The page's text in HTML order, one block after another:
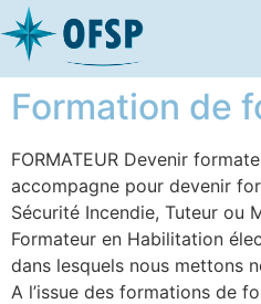
Formation de
FORMATEUR Devenir
accompagne pour devenir
Sécurité Incendie, Tuteur ou
Formateur en Habilitation
dans lesquels nous mettons
A l’issue des formations de